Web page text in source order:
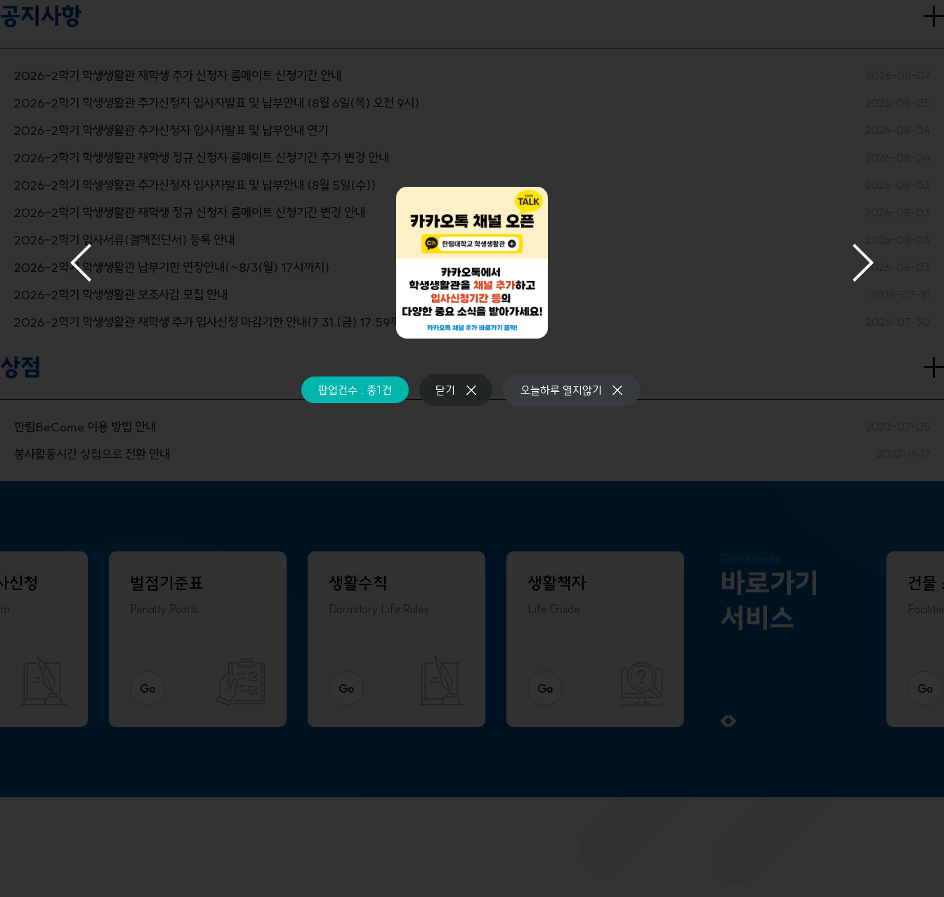
팝업건수 : 총1 건 닫기 오늘하루 열지않기
공지사항
2026-2학기 학생생활관 재학생 추가 신청자 룸메이트 신청기간 안내
2026-2학기 학생생활관 추가신청자 입사자발표 및 납부안내 (8월 6일(목) 오전 9시)
2026-2학기 학생생활관 추가신청자 입사자발표 및 납부안내 연기
2026-2학기 학생생활관 재학생 정규 신청자 룸메이트 신청기간 추가 변경 안내
2026-2학기 학생생활관 추가신청자 입사자발표 및 납부안내 (8월 5일(수))
2026-2학기 학생생활관 재학생 정규 신청자 룸메이트 신청기간 변경 안내
2026-2학기 입사서류(결핵진단서) 등록 안내
2026-2학기 학생생활관 납부기한 연장안내(~8/3(월) 17시까지) 2026-08-03
2026-2학기 학생생활관 보조사감 모집 안내
2026-2학기 학생생활관 재학생 추가 입사신청 마감기한 안내(7.31.(금) 17:59까지)
상점
한림BeCome 이용 방법 안내
봉사활동시간 상점으로 전환 안내
바로가기
서비스
신청 벌점기준표
Penalty Points
Go
생활수칙
Dormitory Life Rules
Go
생활책자
Life Guide
Go
건물 소개
Facilities Overview
신
생활책자
Life Guide
건물
Go